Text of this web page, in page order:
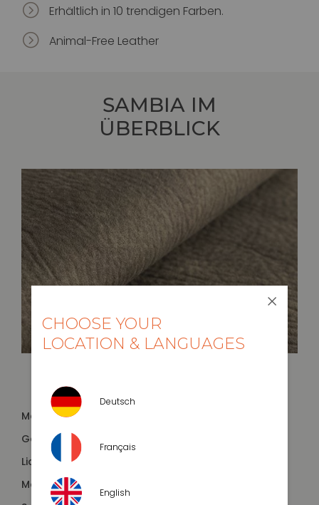
= Erhältlich in 10 trendigen Farben.
= Animal-Free Leather
SAMBIAIM
ÜBERBLICK
Material:
Gewicht:
Lichtechtheit:
Martindale:
CHOOSE YOUR
LOCATION & LANGUAGES
Deutsch
Français
English